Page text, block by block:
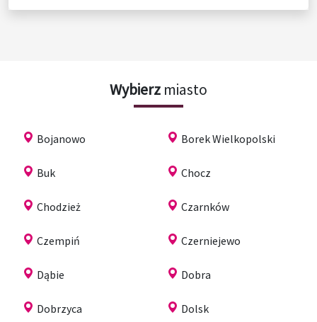
Wybierz miasto
Bojanowo Borek Wielkopolski
Buk Chocz
Chodzież Czarnków
Czempiń Czerniejewo
Dąbie Dobra
Dobrzyca Dolsk